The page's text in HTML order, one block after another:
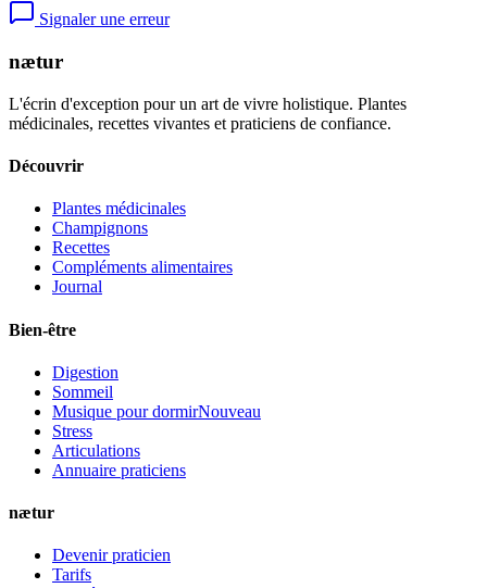
Signaler une erreur
nætur
L'écrin d'exception pour un art de vivre holistique. Plantes
médicinales, recettes vivantes et praticiens de confiance.
Découvrir
Plantes médicinales
Champignons
Recettes
Compléments alimentaires
Journal
Bien-être
Digestion
Sommeil
Musique pour dormirNouveau
Stress
Articulations
Annuaire praticiens
nætur
Devenir praticien
Tarifs